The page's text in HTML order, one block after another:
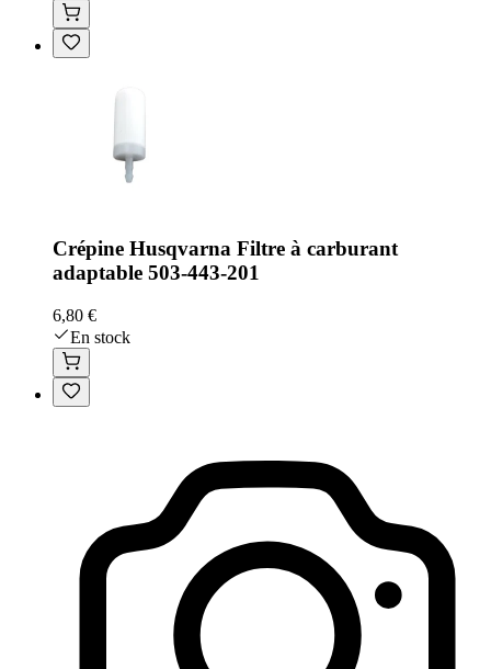
Crépine Husqvarna Filtre à carburant
adaptable 503-443-201
6,80 €
En stock